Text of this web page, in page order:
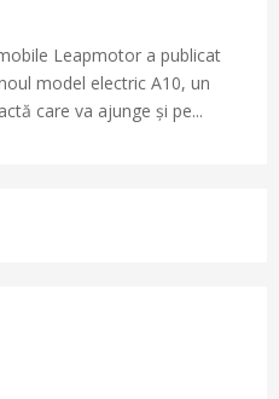
Leapmotor a publicat
model electric A10, un
care va ajunge și pe...